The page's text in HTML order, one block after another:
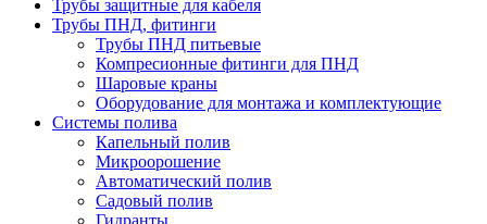
Трубы защитные для кабеля
Трубы ПНД, фитинги
Трубы ПНД питьевые
Компресионные фитинги для ПНД
Шаровые краны
Оборудование для монтажа и комплектующие
Системы полива
Капельный полив
Микроорошение
Автоматический полив
Садовый полив
Гидранты